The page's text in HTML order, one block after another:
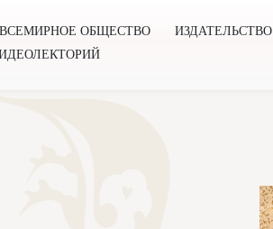
ВСЕМИРНОЕ ОБЩЕСТВО ИЗДАТЕЛЬСТВО